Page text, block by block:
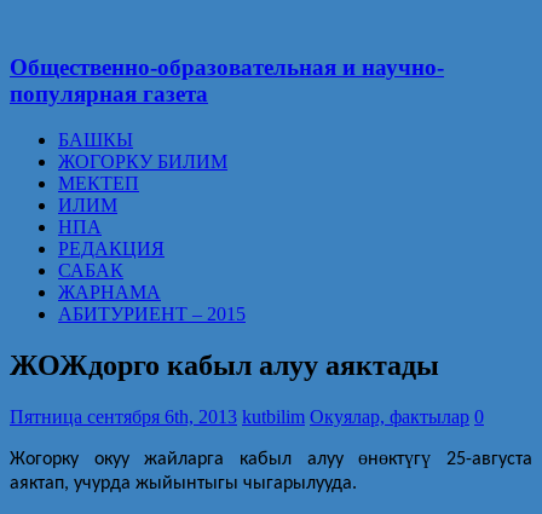
Общественно-образовательная и научно-
популярная газета
БАШКЫ
ЖОГОРКУ БИЛИМ
МЕКТЕП
ИЛИМ
НПА
РЕДАКЦИЯ
САБАК
ЖАРНАМА
АБИТУРИЕНТ – 2015
ЖОЖдорго кабыл алуу аяктады
Пятница сентября 6th, 2013 kutbilim Окуялар, фактылар 0
Жогорку окуу жайларга кабыл алууөнөктүгү 25-августа
аяктап, учурда жыйынтыгы чыгарылууда.